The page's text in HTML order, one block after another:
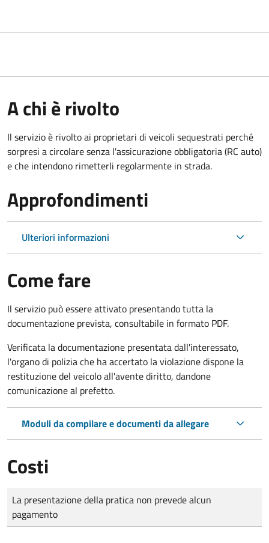
A chi è rivolto
Il servizio è rivolto ai proprietari di veicoli sequestrati perché
sorpresi a circolare senza l'assicurazione obbligatoria (RC auto)
e che intendono rimetterli regolarmente in strada.
Approfondimenti
Ulteriori informazioni
Come fare
Il servizio può essere attivato presentando tutta la
documentazione prevista, consultabile in formato PDF.
Verificata la documentazione presentata dall'interessato,
l'organo di polizia che ha accertato la violazione dispone la
restituzione del veicolo all'avente diritto, dandone
comunicazione al prefetto.
Moduli da compilare e documenti da allegare
Costi
Tipo di pagamento
Importo
La presentazione della pratica non prevede alcun
pagamento